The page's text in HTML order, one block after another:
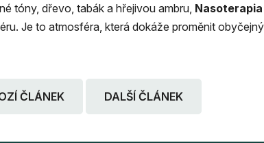
tóny, dřevo, tabák a hřejivou ambru,
Je to atmosféra, která dokáže proměnit
ČLÁNEK DALŠÍ ČLÁNEK